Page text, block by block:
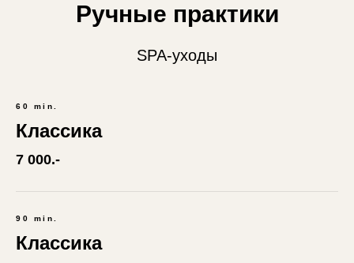
Ручные практики
SPA-уходы
60 min.
Классика
7 000.-
90 min.
Классика